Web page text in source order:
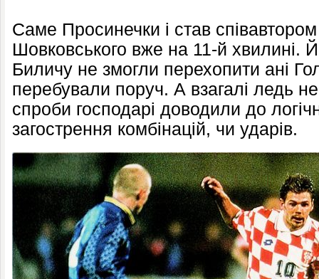
Саме Просинечки і став
Шовковського вже на 11-й хвилині.
Биличу не змогли перехопити ані
перебували поруч. А взагалі ледь не
спроби господарі доводили до
загострення комбінацій, чи ударів.